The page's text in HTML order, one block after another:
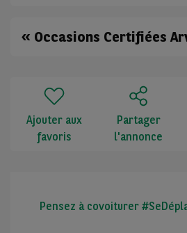
« Occasions Certifiées
Ajouter aux
favoris
Partager
l'annonce
Pensez à covoiturer